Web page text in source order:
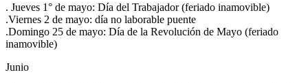
. Jueves 1° de mayo: Día del Trabajador (feriado inamovible)
.Viernes 2 de mayo: día no laborable puente
.Domingo 25 de mayo: Día de la Revolución de Mayo (feriado
inamovible)
Junio